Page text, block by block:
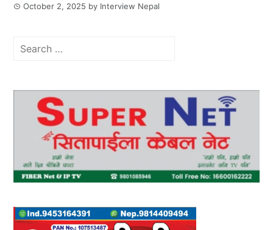
October 2, 2025 by Interview Nepal
Search